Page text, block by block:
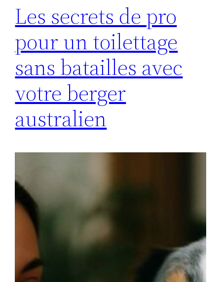
Les secrets de pro
pour un toilettage
sans batailles avec
votre berger
australien